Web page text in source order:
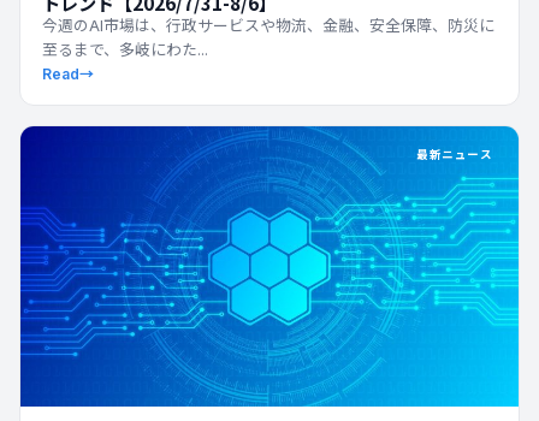
今週のAI市場は、行政サービスや物流、金融、安全保障、防災に
至るまで、多岐にわた...
Read→
最新ニュース